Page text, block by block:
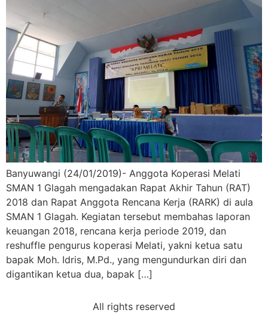
Banyuwangi (24/01/2019)- Anggota Koperasi Melati
SMAN 1 Glagah mengadakan Rapat Akhir Tahun (RAT)
2018 dan Rapat Anggota Rencana Kerja (RARK) di aula
SMAN 1 Glagah. Kegiatan tersebut membahas laporan
keuangan 2018, rencana kerja periode 2019, dan
reshuffle pengurus koperasi Melati, yakni ketua satu
bapak Moh. Idris, M.Pd., yang mengundurkan diri dan
digantikan ketua dua, bapak […]
All rights reserved